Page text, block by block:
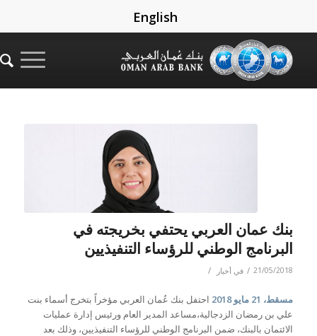
English
بنك عمان العربي يحتفي بخريجته في
البرنامج الوطني للرؤساء التنفيذيين
21/05/2018
/ في أخبار /
مسقط، 21 مايو 2018
احتفل بنك عُمان العربي مؤخراً بتخرج أسماء بنت
علي بن رمضان الزدجالية،مساعد المدير العام ورئيس إدارة عمليات
الائتمان بالبنك، ضمن البرنامج الوطني للرؤساء التنفيذيين، وذلك بعد